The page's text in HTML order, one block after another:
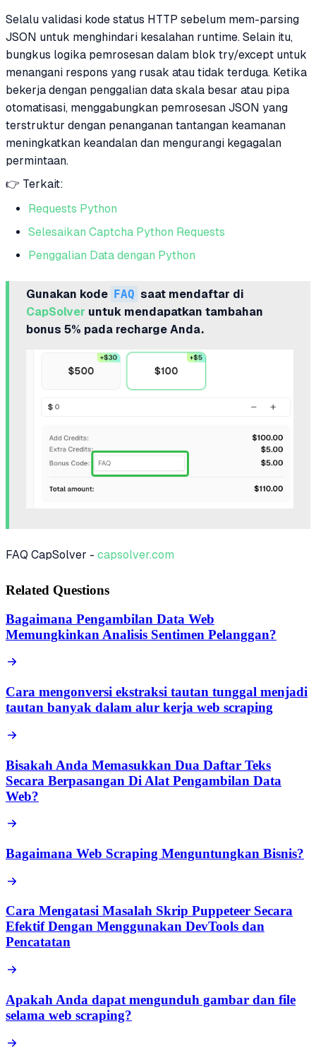
Selalu validasi kode status HTTP sebelum mem-parsing
JSON untuk menghindari kesalahan runtime. Selain itu,
bungkus logika pemrosesan dalam blok try/except untuk
menangani respons yang rusak atau tidak terduga. Ketika
bekerja dengan penggalian data skala besar atau pipa
otomatisasi, menggabungkan pemrosesan JSON yang
terstruktur dengan penanganan tantangan keamanan
meningkatkan keandalan dan mengurangi kegagalan
permintaan.
👉 Terkait:
Requests Python
Selesaikan Captcha Python Requests
Penggalian Data dengan Python
Gunakan kode FAQ saat mendaftar di
CapSolver untuk mendapatkan tambahan
bonus 5% pada recharge Anda.
FAQ CapSolver - capsolver.com
Related Questions
Bagaimana Pengambilan Data Web
Memungkinkan Analisis Sentimen Pelanggan?
Cara mengonversi ekstraksi tautan tunggal menjadi
tautan banyak dalam alur kerja web scraping
Bisakah Anda Memasukkan Dua Daftar Teks
Secara Berpasangan Di Alat Pengambilan Data
Web?
Bagaimana Web Scraping Menguntungkan Bisnis?
Cara Mengatasi Masalah Skrip Puppeteer Secara
Efektif Dengan Menggunakan DevTools dan
Pencatatan
Apakah Anda dapat mengunduh gambar dan file
selama web scraping?